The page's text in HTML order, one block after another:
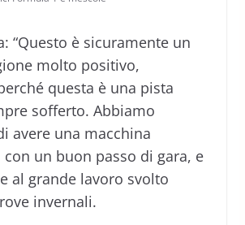
“Questo è sicuramente un
molto positivo,
questa è una pista
sofferto. Abbiamo
avere una macchina
un buon passo di gara, e
al grande lavoro svolto
invernali.